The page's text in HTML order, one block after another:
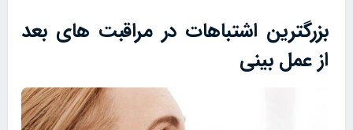
بزرگترین اشتباهات در مراقبت های بعد
از عمل بینی